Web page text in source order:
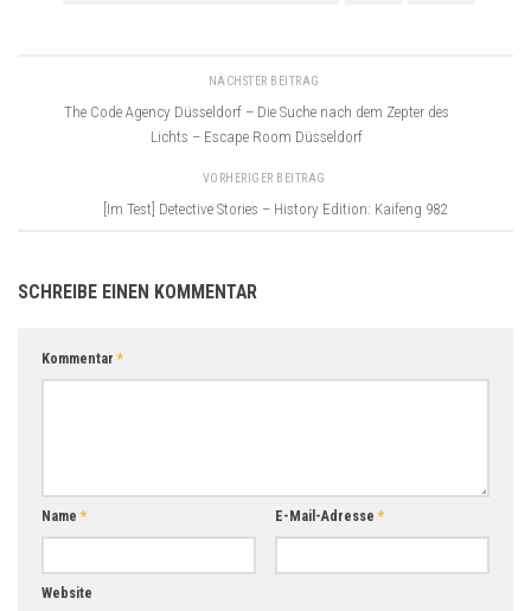
NÄCHSTER BEITRAG
The Code Agency Düsseldorf – Die Suche nach dem Zepter des
Lichts – Escape Room Düsseldorf
VORHERIGER BEITRAG
[Im Test] Detective Stories – History Edition: Kaifeng 982
SCHREIBE EINEN KOMMENTAR
Kommentar*
Name* E-Mail-Adresse*
Website